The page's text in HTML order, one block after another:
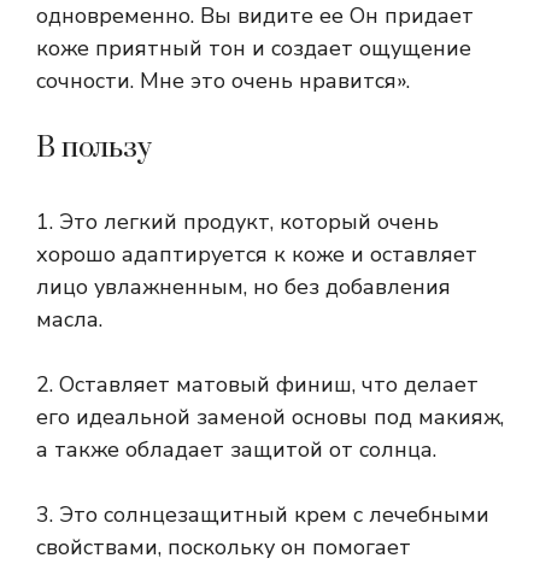
одновременно. Вы видите ее Он придает
коже приятный тон и создает ощущение
сочности. Мне это очень нравится».
В пользу
1. Это легкий продукт, который очень
хорошо адаптируется к коже и оставляет
лицо увлажненным, но без добавления
масла.
2. Оставляет матовый финиш, что делает
его идеальной заменой основы под макияж,
а также обладает защитой от солнца.
3. Это солнцезащитный крем с лечебными
свойствами, поскольку он помогает